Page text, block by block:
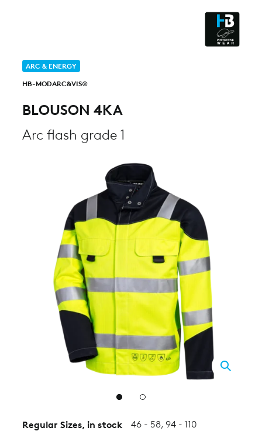
ARC & ENERGY
HB-MODARC&VIS®
BLOUSON 4KA
Arc flash grade 1
Regular Sizes, in stock 46 - 58, 94 - 110